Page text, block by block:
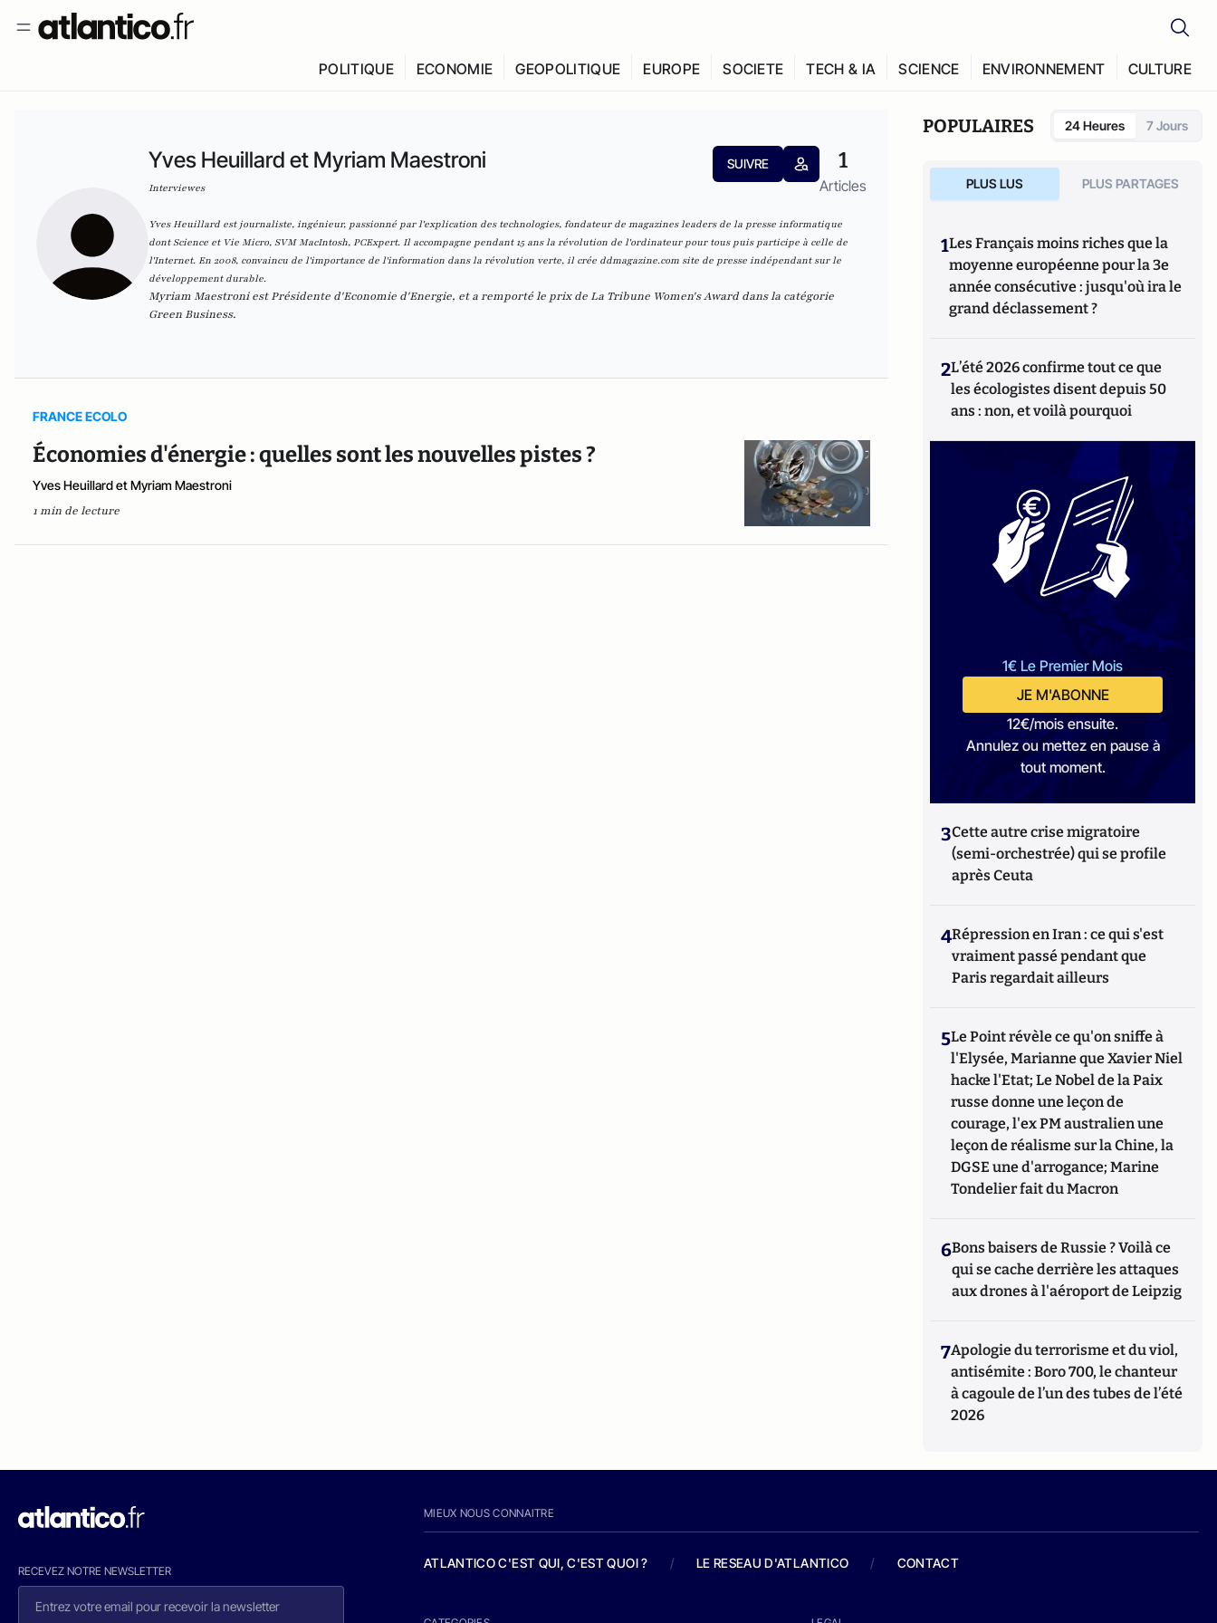
POLITIQUE ECONOMIE GEOPOLITIQUE EUROPE SOCIETE TECH & IA SCIENCE ENVIRONNEMENT CULTURE
Yves Heuillard et Myriam Maestroni
Interviewes
SUIVRE 1
Articles
Yves Heuillard est journaliste, ingénieur, passionné par l'explication des technologies, fondateur de magazines leaders de la presse informatique
dont Science et Vie Micro, SVM MacIntosh, PCExpert. Il accompagne pendant 15 ans la révolution de l'ordinateur pour tous puis participe à celle de
l'Internet. En 2008, convaincu de l'importance de l'information dans la révolution verte, il crée ddmagazine.com site de presse indépendant sur le
développement durable.
Myriam Maestroni est Présidente d'Economie d'Energie, et a remporté le prix de La Tribune Women's Award dans la catégorie
Green Business.
FRANCE ECOLO
Économies d'énergie : quelles sont les nouvelles pistes ?
Yves Heuillard et Myriam Maestroni
1 min de lecture
POPULAIRES 24 Heures 7 Jours
PLUS LUS PLUS PARTAGES
1Les Français moins riches que la
moyenne européenne pour la 3e
année consécutive : jusqu'où ira le
grand déclassement ?
2L’été 2026 confirme tout ce que
les écologistes disent depuis 50
ans : non, et voilà pourquoi
1€ Le Premier Mois
JE M'ABONNE
12€/mois ensuite.
Annulez ou mettez en pause à
tout moment.
3Cette autre crise migratoire
(semi-orchestrée) qui se profile
après Ceuta
4Répression en Iran : ce qui s'est
vraiment passé pendant que
Paris regardait ailleurs
5Le Point révèle ce qu'on sniffe à
l'Elysée, Marianne que Xavier Niel
hacke l'Etat; Le Nobel de la Paix
russe donne une leçon de
courage, l'ex PM australien une
leçon de réalisme sur la Chine, la
DGSE une d'arrogance; Marine
Tondelier fait du Macron
6Bons baisers de Russie ? Voilà ce
qui se cache derrière les attaques
aux drones à l'aéroport de Leipzig
7Apologie du terrorisme et du viol,
antisémite : Boro 700, le chanteur
à cagoule de l’un des tubes de l’été
2026
RECEVEZ NOTRE NEWSLETTER
MIEUX NOUS CONNAITRE
ATLANTICO C'EST QUI, C'EST QUOI ? / LE RESEAU D'ATLANTICO / CONTACT